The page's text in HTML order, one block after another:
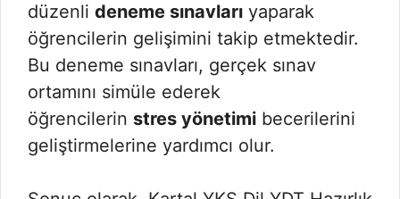
düzenli deneme sınavları yaparak
öğrencilerin gelişimini takip etmektedir.
Bu deneme sınavları, gerçek sınav
ortamını simüle ederek
öğrencilerin stres yönetimi becerilerini
geliştirmelerine yardımcı olur.